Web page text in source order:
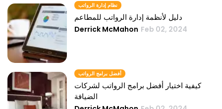
نظام إدارة الرواتب
دليل لأنظمة إدارة الرواتب للمطاعم
Derrick McMahon Feb 02, 2024
أفضل برامج الرواتب
كيفية اختيار أفضل برامج الرواتب لشركات
الضيافة